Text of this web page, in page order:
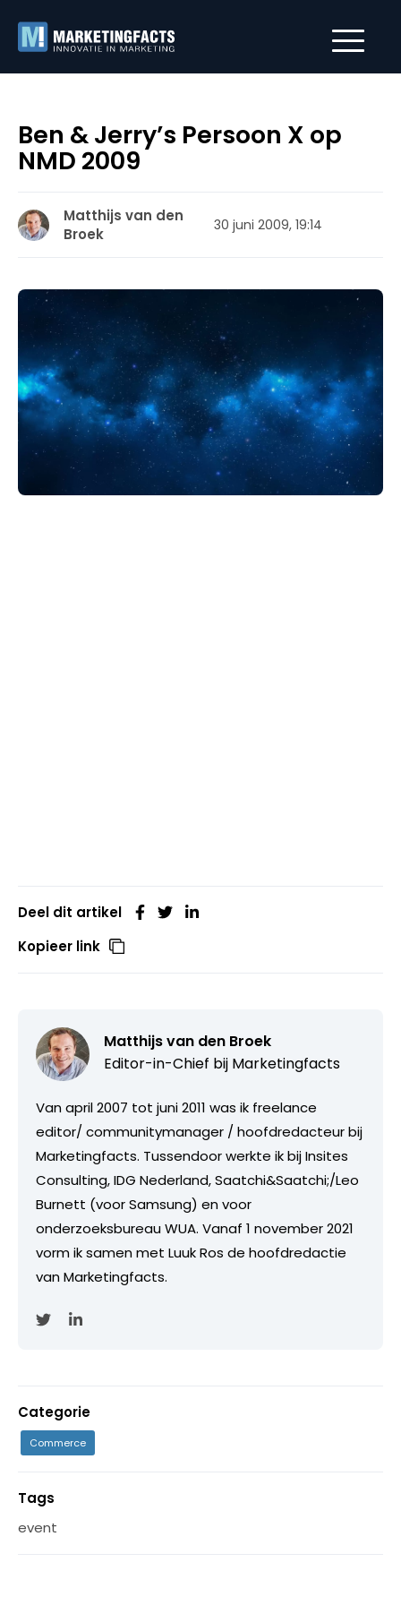
Ben & Jerry’s Persoon X op
NMD 2009
Matthijs van den
Broek
30 juni 2009, 19:14
Deel dit artikel
Kopieer link
Matthijs van den Broek
Editor-in-Chief bij Marketingfacts
Van april 2007 tot juni 2011 was ik freelance
editor/ communitymanager / hoofdredacteur bij
Marketingfacts. Tussendoor werkte ik bij Insites
Consulting, IDG Nederland, Saatchi&Saatchi;/Leo
Burnett (voor Samsung) en voor
onderzoeksbureau WUA. Vanaf 1 november 2021
vorm ik samen met Luuk Ros de hoofdredactie
van Marketingfacts.
Categorie
Commerce
Tags
event